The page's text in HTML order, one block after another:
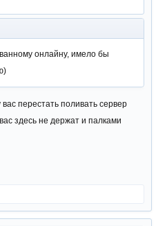
онлайну, имело бы
перестать поливать сервер
здесь не держат и палками